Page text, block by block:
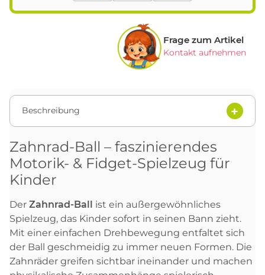
Frage zum Artikel
Kontakt aufnehmen
Beschreibung
Zahnrad-Ball – faszinierendes
Motorik- & Fidget-Spielzeug für
Kinder
Der Zahnrad-Ball ist ein außergewöhnliches
Spielzeug, das Kinder sofort in seinen Bann zieht.
Mit einer einfachen Drehbewegung entfaltet sich
der Ball geschmeidig zu immer neuen Formen. Die
Zahnräder greifen sichtbar ineinander und machen